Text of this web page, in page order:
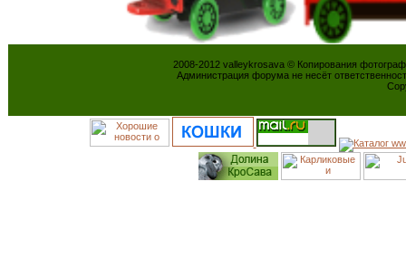
2008-2012 valleykrosava © Копирования
Администрация форума не несёт